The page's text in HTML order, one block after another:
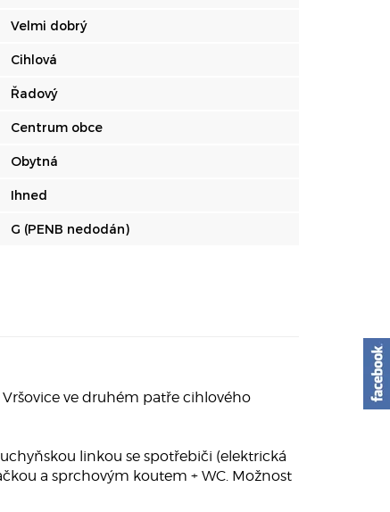
Velmi dobrý
Cihlová
Řadový
Centrum obce
Obytná
Ihned
G (PENB nedodán)
ve druhém patře cihlového
linkou se spotřebiči (elektrická
a sprchovým koutem + WC. Možnost